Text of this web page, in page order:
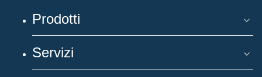
Prodotti
Servizi